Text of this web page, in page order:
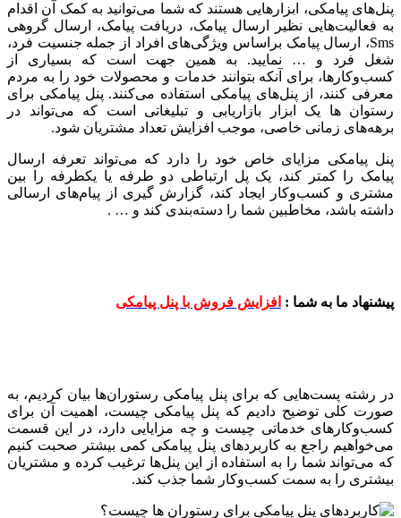
پنل‌های پیامکی، ابزارهایی هستند که شما می‌توانید به کمک آن اقدام
به فعالیت‌هایی نظیر ارسال پیامک، دریافت پیامک، ارسال گروهی
Sms، ارسال پیامک براساس ویژگی‌های افراد از جمله جنسیت فرد،
شغل فرد و … نمایید. به همین جهت است که بسیاری از
کسب‌و‌کارها، برای آنکه بتوانند خدمات و محصولات خود را به مردم
معرفی کنند، از پنل‌های پیامکی استفاده می‌کنند. پنل پیامکی برای
رستوان ها یک ابزار بازاریابی و تبلیغاتی است که می‌تواند در
برهه‌های زمانی خاصی، موجب افزایش تعداد مشتریان شود.
پنل پیامکی مزایای خاص خود را دارد که می‌تواند تعرفه ارسال
پیامک را کمتر کند، یک پل ارتباطی دو طرفه یا یکطرفه را بین
مشتری و کسب‌و‌کار ایجاد کند، گزارش گیری از پیام‌های ارسالی
داشته باشد، مخاطبین شما را دسته‌بندی کند و … .
پیشنهاد ما به شما : افزایش فروش با پنل پیامکی
در رشته پست‌هایی که برای پنل پیامکی رستوران‌ها بیان کردیم، به
صورت کلی توضیح دادیم که پنل پیامکی چیست، اهمیت آن برای
کسب‌و‌کارهای خدماتی چیست و چه مزایایی دارد، در این قسمت
می‌خواهیم راجع به کاربردهای پنل پیامکی کمی بیشتر صحبت کنیم
که می‌تواند شما را به استفاده از این پنل‌ها ترغیب کرده و مشتریان
بیشتری را به سمت کسب‌و‌کار شما جذب کند.